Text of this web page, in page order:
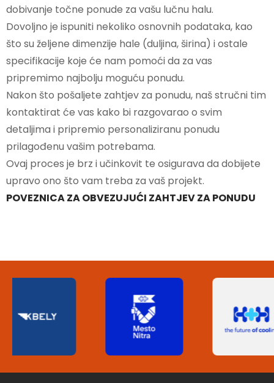
dobivanje točne ponude za vašu lučnu halu.
Dovoljno je ispuniti nekoliko osnovnih podataka, kao
što su željene dimenzije hale (duljina, širina) i ostale
specifikacije koje će nam pomoći da za vas
pripremimo najbolju moguću ponudu.
Nakon što pošaljete zahtjev za ponudu, naš stručni tim
kontaktirat će vas kako bi razgovarao o svim
detaljima i pripremio personaliziranu ponudu
prilagođenu vašim potrebama.
Ovaj proces je brz i učinkovit te osigurava da dobijete
upravo ono što vam treba za vaš projekt.
POVEZNICA ZA OBVEZUJUĆI ZAHTJEV ZA PONUDU